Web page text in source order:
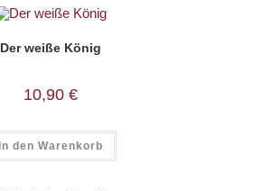
Der weiße König
10,90 €
den Warenkorb